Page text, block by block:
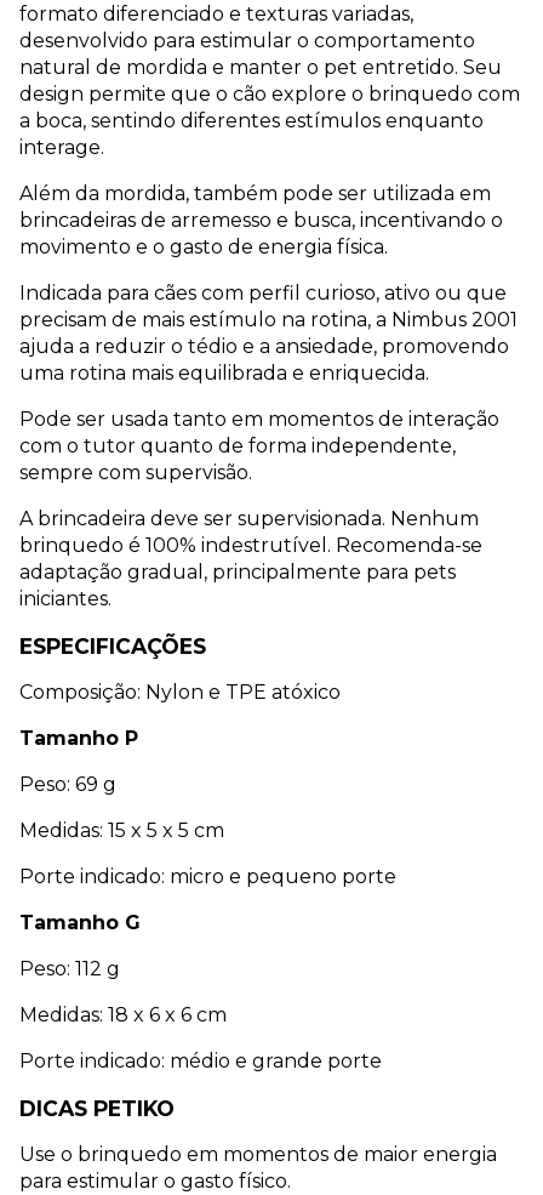
formato diferenciado e texturas variadas,
desenvolvido para estimular o comportamento
natural de mordida e manter o pet entretido. Seu
design permite que o cão explore o brinquedo com
a boca, sentindo diferentes estímulos enquanto
interage.
Além da mordida, também pode ser utilizada em
brincadeiras de arremesso e busca, incentivando o
movimento e o gasto de energia física.
Indicada para cães com perfil curioso, ativo ou que
precisam de mais estímulo na rotina, a Nimbus 2001
ajuda a reduzir o tédio e a ansiedade, promovendo
uma rotina mais equilibrada e enriquecida.
Pode ser usada tanto em momentos de interação
com o tutor quanto de forma independente,
sempre com supervisão.
A brincadeira deve ser supervisionada. Nenhum
brinquedo é 100% indestrutível. Recomenda-se
adaptação gradual, principalmente para pets
iniciantes.
ESPECIFICAÇÕES
Composição: Nylon e TPE atóxico
Tamanho P
Peso: 69 g
Medidas: 15 x 5 x 5 cm
Porte indicado: micro e pequeno porte
Tamanho G
Peso: 112 g
Medidas: 18 x 6 x 6 cm
Porte indicado: médio e grande porte
DICAS PETIKO
Use o brinquedo em momentos de maior energia
para estimular o gasto físico.